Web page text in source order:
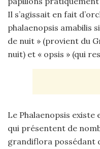
Il s’agissait en fait
phalaenopsis amabilis
de nuit » (provient du
nuit) et « opsis » (qui
Le Phalaenopsis
qui présentent de
grandiflora possédant